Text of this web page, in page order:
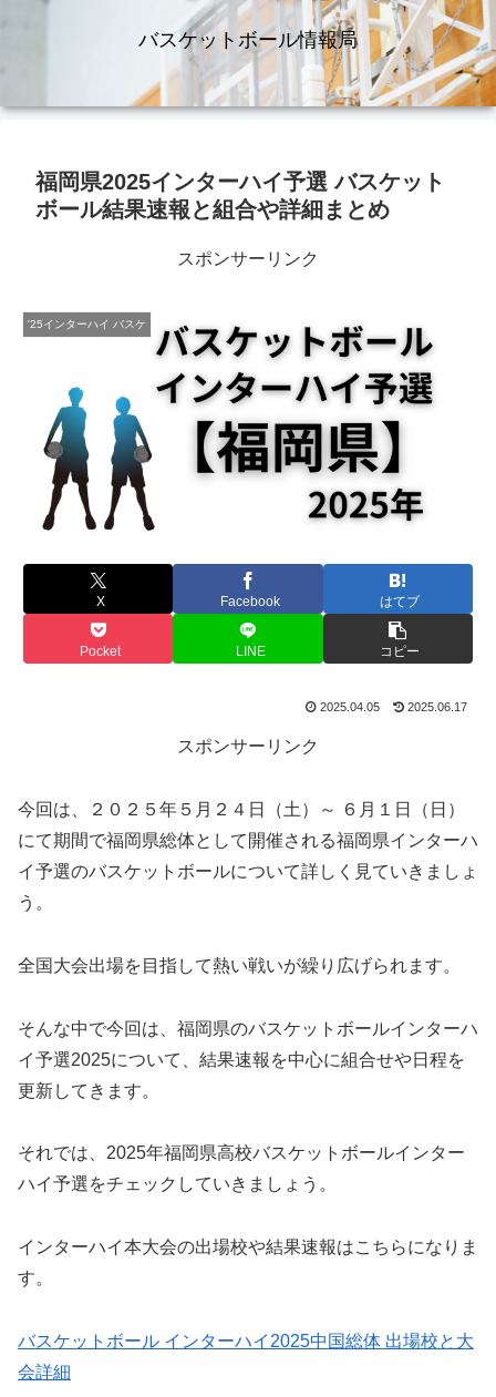
バスケットボール情報局
福岡県2025インターハイ予選 バスケット
ボール結果速報と組合や詳細まとめ
スポンサーリンク
'25インターハイ バスケ
X Facebook はてブ
Pocket LINE コピー
2025.04.05 2025.06.17
スポンサーリンク
今回は、２０２５年５月２４日（土）～ ６月１日（日）
にて期間で福岡県総体として開催される福岡県インターハ
イ予選のバスケットボールについて詳しく見ていきましょ
う。
全国大会出場を目指して熱い戦いが繰り広げられます。
そんな中で今回は、福岡県のバスケットボールインターハ
イ予選2025について、結果速報を中心に組合せや日程を
更新してきます。
それでは、2025年福岡県高校バスケットボールインター
ハイ予選をチェックしていきましょう。
インターハイ本大会の出場校や結果速報はこちらになりま
す。
バスケットボール インターハイ2025中国総体 出場校と大
会詳細